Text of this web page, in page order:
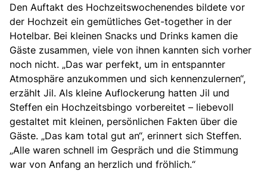
Den Auftakt des Hochzeitswochenendes bildete vor
der Hochzeit ein gemütliches Get-together in der
Hotelbar. Bei kleinen Snacks und Drinks kamen die
Gäste zusammen, viele von ihnen kannten sich vorher
noch nicht. „Das war perfekt, um in entspannter
Atmosphäre anzukommen und sich kennenzulernen“,
erzählt Jil. Als kleine Auflockerung hatten Jil und
Steffen ein Hochzeitsbingo vorbereitet – liebevoll
gestaltet mit kleinen, persönlichen Fakten über die
Gäste. „Das kam total gut an“, erinnert sich Steffen.
„Alle waren schnell im Gespräch und die Stimmung
war von Anfang an herzlich und fröhlich.“